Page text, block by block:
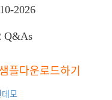
2026
Q&As
플다운로드하기
모